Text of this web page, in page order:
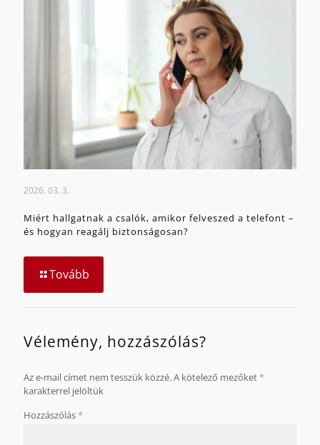
2026. 03. 3.
Miért hallgatnak a csalók, amikor felveszed a telefont –
és hogyan reagálj biztonságosan?
Tovább
Vélemény, hozzászólás?
Az e-mail címet nem tesszük közzé.A kötelező mezőket*
karakterrel jelöltük
Hozzászólás*